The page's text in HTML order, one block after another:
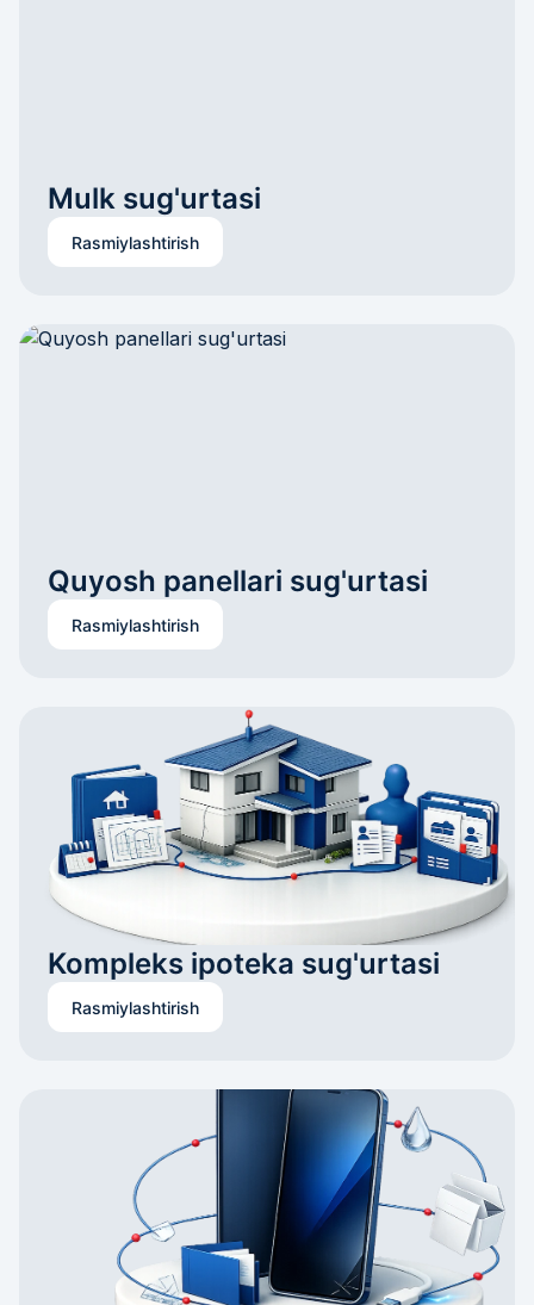
Mulk sug'urtasi
Rasmiylashtirish
Quyosh panellari sug'urtasi
Rasmiylashtirish
Kompleks ipoteka sug'urtasi
Rasmiylashtirish